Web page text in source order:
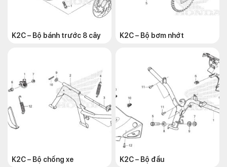
K2C – Bộ bánh trước 8 cây K2C – Bộ bơm nhớt
K2C – Bộ chống xe K2C – Bộ đầu